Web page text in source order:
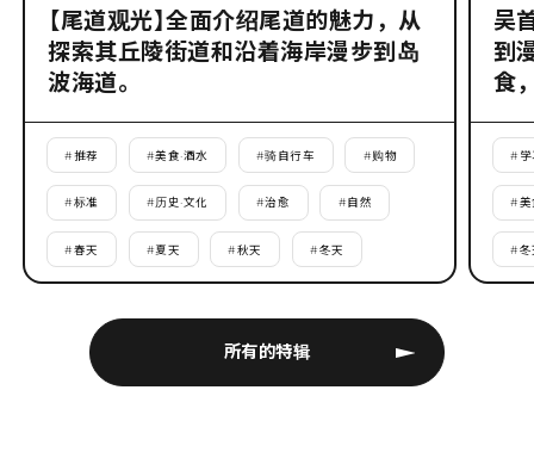
所有的特辑
【尾道观光】全面介绍尾道的魅力，从
探索其丘陵街道和沿着海岸漫步到岛
波海道。
#推荐 #美食·酒水 #骑自行车 #购物
#标准 #历史·文化 #治愈 #自然
#春天 #夏天 #秋天 #冬天
吴
到
食
# 学
#美
#冬